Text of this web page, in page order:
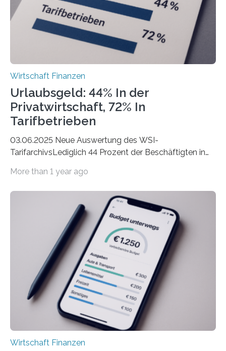
der freiberuflichen Gründungen je…
Wirtschaft Finanzen
Urlaubsgeld: 44% In der
Privatwirtschaft, 72% In
Tarifbetrieben
03.06.2025 Neue Auswertung des WSI-
TarifarchivsLediglich 44 Prozent der Beschäftigten in
tarifgebundenen Betrieben ist der Anteil mit 72 Prozent
Unterkünfte fast überall deutlich teurer geworden. Für
viele Beschäftigte ist deshalb das zumeist im Juni oder
Juli ausgezahlte Urlaubsgeld ein wichtiger Faktor, um
sich den wohlverdienten Jahresurlaub leisten zu
können. Allerdings erhält mit 44 Prozent noch nicht
einmal die Hälfte aller Beschäftigten in der
Privatwirtschaft Urlaubsgeld. Zu diesem…
More than 1 year ago
Wirtschaft Finanzen